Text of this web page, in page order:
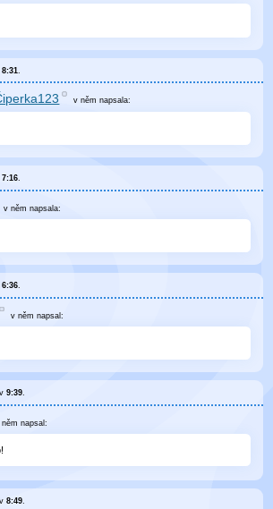
8:31
v němnapsala:
7:16
v němnapsala:
6:36.
v němnapsal:
v9:39.
němnapsal:
v8:49